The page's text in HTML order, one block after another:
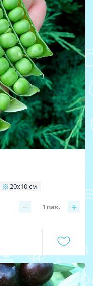
20х10 см
− +
1 пак.